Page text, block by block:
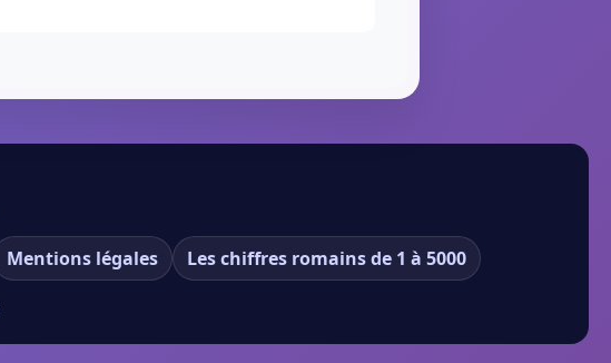
Mentions légales Les chiffres romains de 1 à 5000